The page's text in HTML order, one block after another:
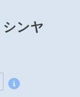
シンヤ